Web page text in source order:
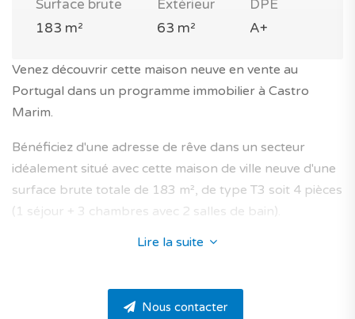
Surface brute
183 m²
Extérieur
63 m²
DPE
A+
Venez découvrir cette maison neuve en vente au
Portugal dans un programme immobilier à Castro
Marim.
Bénéficiez d'une adresse de rêve dans un secteur
idéalement situé avec cette maison de ville neuve d'une
surface brute totale de 183 m², de type T3 soit 4 pièces
(1 séjour + 3 chambres avec 2 salles de bain).
Son architecture au style moderne vient parfaitement
De très belles prestations vous sont proposées, avec à
Lire la suite
Nous contacter